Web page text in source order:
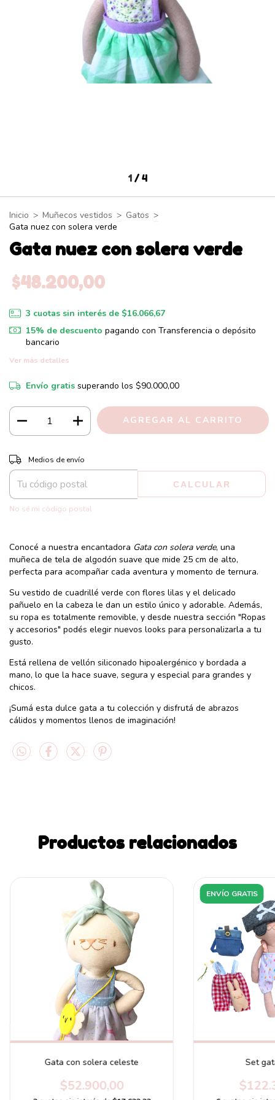
1 / 4
Inicio > Muñecos vestidos > Gatos >
Gata nuez con solera verde
Gata nuez con solera verde
$48.200,00
3 cuotas sin interés de $16.066,67
15% de descuento pagando con Transferencia o depósito
bancario
Ver más detalles
Envío gratis superando los $90.000,00
Entregas para el CP:
Medios de envío
CALCULAR
No sé mi código postal
Conocé a nuestra encantadora Gata con solera verde, una
muñeca de tela de algodón suave que mide 25 cm de alto,
perfecta para acompañar cada aventura y momento de ternura.
Su vestido de cuadrillé verde con flores lilas y el delicado
pañuelo en la cabeza le dan un estilo único y adorable. Además,
su ropa es totalmente removible, y desde nuestra sección "Ropas
y accesorios" podés elegir nuevos looks para personalizarla a tu
gusto.
Está rellena de vellón siliconado hipoalergénico y bordada a
mano, lo que la hace suave, segura y especial para grandes y
chicos.
¡Sumá esta dulce gata a tu colección y disfrutá de abrazos
cálidos y momentos llenos de imaginación!
Productos relacionados
Gata con solera celeste
$52.900,00
ENVÍO GRATIS
Set